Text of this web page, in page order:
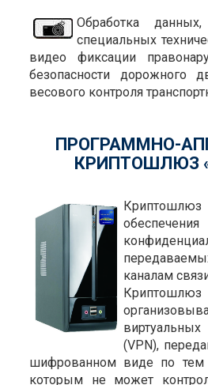
Обработка
специальных
видео фиксации
безопасности дорожного
весового контроля
ПРОГРАММНО-
КРИПТОШЛЮЗ
Криптошлюз
каналам
(VPN),
шифрованном виде по тем
которым не может